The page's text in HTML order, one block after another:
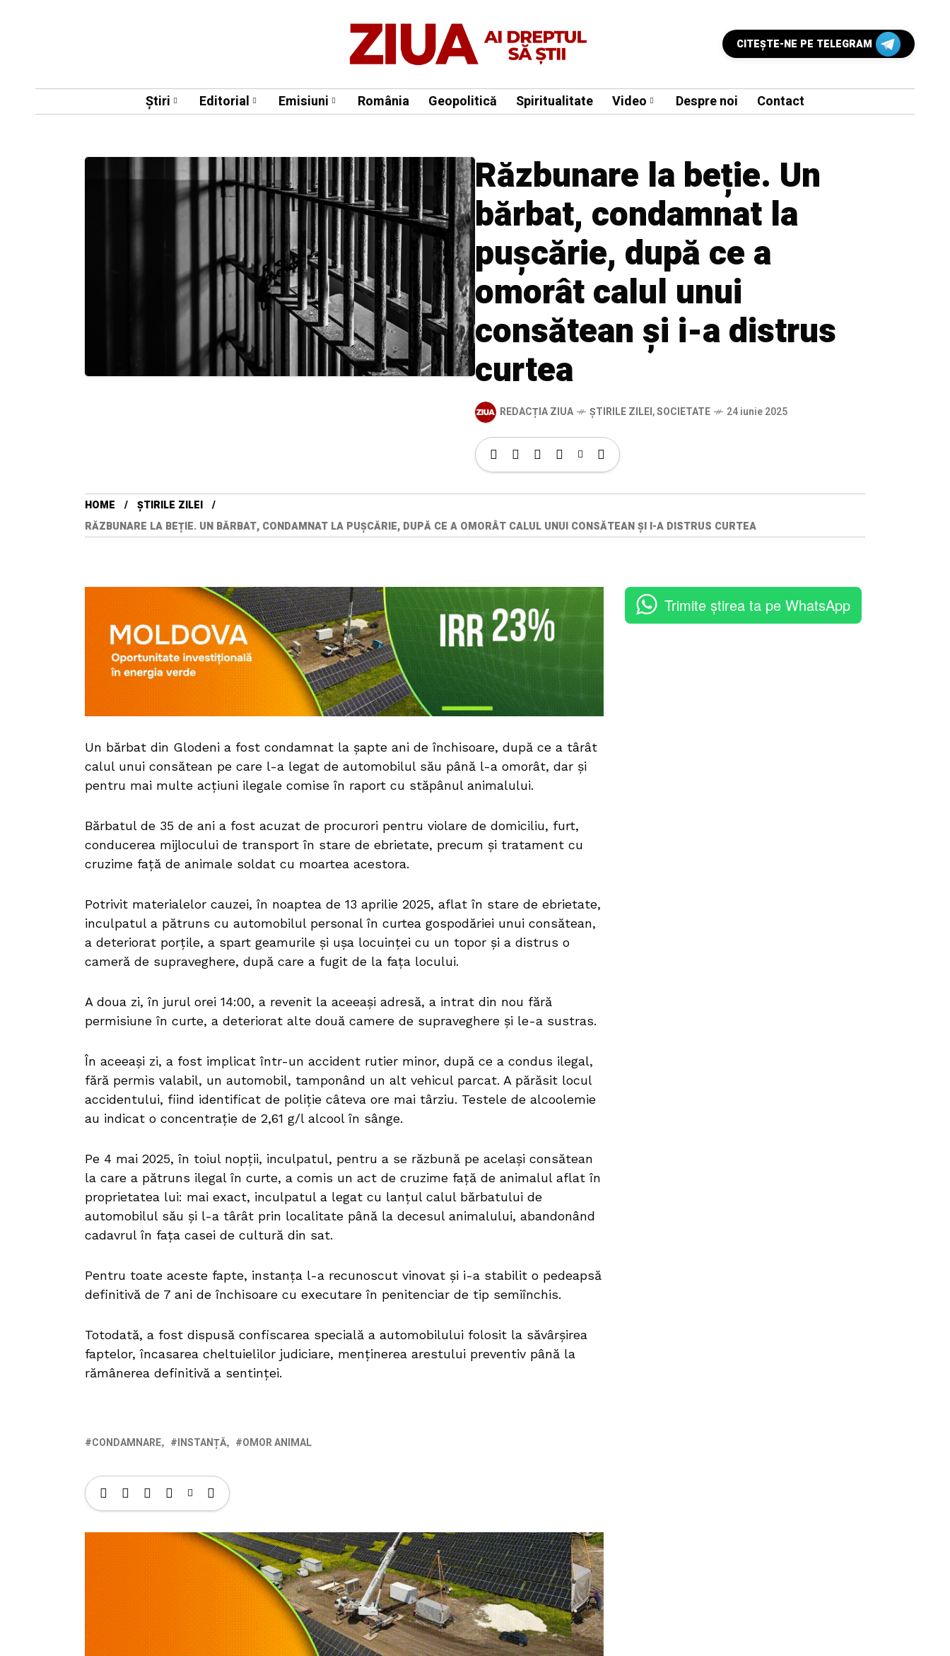
CITEŞTE-NE PE TELEGRAM
Știri Editorial Emisiuni România Geopolitică Spiritualitate Video Despre noi Contact
Răzbunare la beție. Un
bărbat, condamnat la
pușcărie, după ce a
omorât calul unui
consătean și i-a distrus
curtea
REDACȚIA ZIUA ȘTIRILE ZILEI,SOCIETATE 24 iunie 2025
HOME
ȘTIRILE ZILEI
RĂZBUNARE LA BEȚIE. UN BĂRBAT, CONDAMNAT LA PUȘCĂRIE, DUPĂ CE A OMORÂT CALUL UNUI CONSĂTEAN ȘI I-A DISTRUS CURTEA
Un bărbat din Glodeni a fost condamnat la șapte ani de închisoare, după ce a târât
calul unui consătean pe care l-a legat de automobilul său până l-a omorât, dar și
pentru mai multe acțiuni ilegale comise în raport cu stăpânul animalului.
Bărbatul de 35 de ani a fost acuzat de procurori pentru violare de domiciliu, furt,
conducerea mijlocului de transport în stare de ebrietate, precum și tratament cu
cruzime față de animale soldat cu moartea acestora.
Potrivit materialelor cauzei, în noaptea de 13 aprilie 2025, aflat în stare de ebrietate,
inculpatul a pătruns cu automobilul personal în curtea gospodăriei unui consătean,
a deteriorat porțile, a spart geamurile și ușa locuinței cu un topor și a distrus o
cameră de supraveghere, după care a fugit de la fața locului.
A doua zi, în jurul orei 14:00, a revenit la aceeași adresă, a intrat din nou fără
permisiune în curte, a deteriorat alte două camere de supraveghere și le-a sustras.
În aceeași zi, a fost implicat într-un accident rutier minor, după ce a condus ilegal,
fără permis valabil, un automobil, tamponând un alt vehicul parcat. A părăsit locul
accidentului, fiind identificat de poliție câteva ore mai târziu. Testele de alcoolemie
au indicat o concentrație de 2,61 g/l alcool în sânge.
Pe 4 mai 2025, în toiul nopții, inculpatul, pentru a se răzbună pe același consătean
la care a pătruns ilegal în curte, a comis un act de cruzime față de animalul aflat în
proprietatea lui: mai exact, inculpatul a legat cu lanțul calul bărbatului de
automobilul său și l-a târât prin localitate până la decesul animalului, abandonând
cadavrul în fața casei de cultură din sat.
Pentru toate aceste fapte, instanța l-a recunoscut vinovat și i-a stabilit o pedeapsă
definitivă de 7 ani de închisoare cu executare în penitenciar de tip semiînchis.
Totodată, a fost dispusă confiscarea specială a automobilului folosit la săvârșirea
faptelor, încasarea cheltuielilor judiciare, menținerea arestului preventiv până la
rămânerea definitivă a sentinței.
CONDAMNARE INSTANȚĂ OMOR ANIMAL
Trimite știrea ta pe WhatsApp